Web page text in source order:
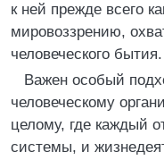
к ней прежде всего
мировоззрению,
человеческого бытия.
Важен особый
человеческому
целому, где каждый
системы, и